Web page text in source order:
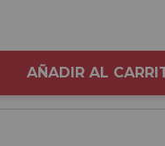
AÑADIR AL